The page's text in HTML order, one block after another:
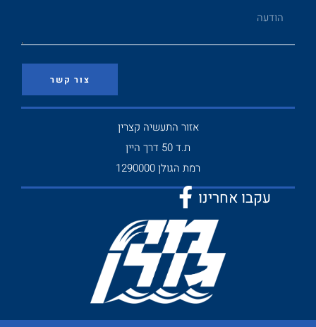
צור קשר
אזור התעשיה קצרין
ת.ד 50 דרך היין
רמת הגולן 1290000
עקבו אחרינו